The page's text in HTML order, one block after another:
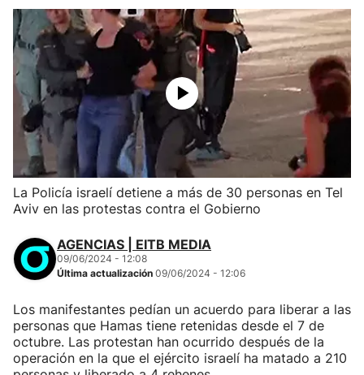
La Policía israelí detiene a más de 30 personas en Tel
Aviv en las protestas contra el Gobierno
AGENCIAS | EITB MEDIA
09/06/2024 - 12:08
Última actualización 09/06/2024 - 12:06
Los manifestantes pedían un acuerdo para liberar a las
personas que Hamas tiene retenidas desde el 7 de
octubre. Las protestan han ocurrido después de la
operación en la que el ejército israelí ha matado a 210